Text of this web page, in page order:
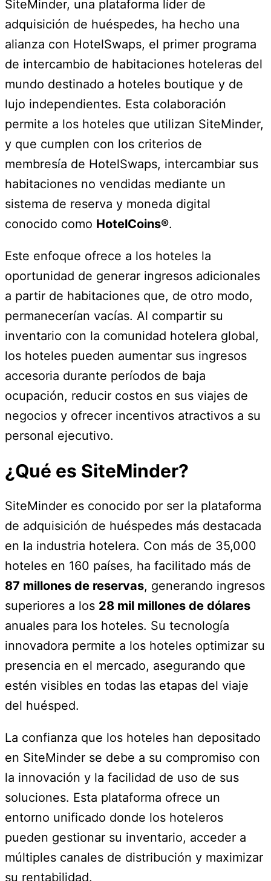
SiteMinder, una plataforma líder de
adquisición de huéspedes, ha hecho una
alianza con HotelSwaps, el primer programa
de intercambio de habitaciones hoteleras del
mundo destinado a hoteles boutique y de
lujo independientes. Esta colaboración
permite a los hoteles que utilizan SiteMinder,
y que cumplen con los criterios de
membresía de HotelSwaps, intercambiar sus
habitaciones no vendidas mediante un
sistema de reserva y moneda digital
conocido como HotelCoins®.
Este enfoque ofrece a los hoteles la
oportunidad de generar ingresos adicionales
a partir de habitaciones que, de otro modo,
permanecerían vacías. Al compartir su
inventario con la comunidad hotelera global,
los hoteles pueden aumentar sus ingresos
accesoria durante períodos de baja
ocupación, reducir costos en sus viajes de
negocios y ofrecer incentivos atractivos a su
personal ejecutivo.
¿Qué es SiteMinder?
SiteMinder es conocido por ser la plataforma
de adquisición de huéspedes más destacada
en la industria hotelera. Con más de 35,000
hoteles en 160 países, ha facilitado más de
87 millones de reservas, generando ingresos
superiores a los 28 mil millones de dólares
anuales para los hoteles. Su tecnología
innovadora permite a los hoteles optimizar su
presencia en el mercado, asegurando que
estén visibles en todas las etapas del viaje
del huésped.
La confianza que los hoteles han depositado
en SiteMinder se debe a su compromiso con
la innovación y la facilidad de uso de sus
soluciones. Esta plataforma ofrece un
entorno unificado donde los hoteleros
pueden gestionar su inventario, acceder a
múltiples canales de distribución y maximizar
su rentabilidad.